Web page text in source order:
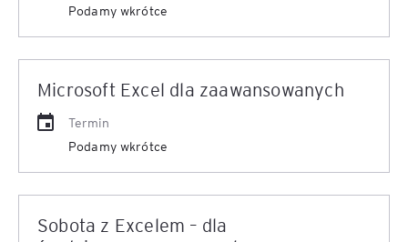
Podamy wkrótce
Microsoft Excel dla zaawansowanych
Termin
Podamy wkrótce
Sobota z Excelem – dla